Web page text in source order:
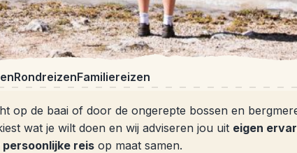
RondreizenFamiliereizen
op de baai of door de ongerepte bossen en
wat je wilt doen en wij adviseren jou uit eigen
persoonlijke reis op maat samen.